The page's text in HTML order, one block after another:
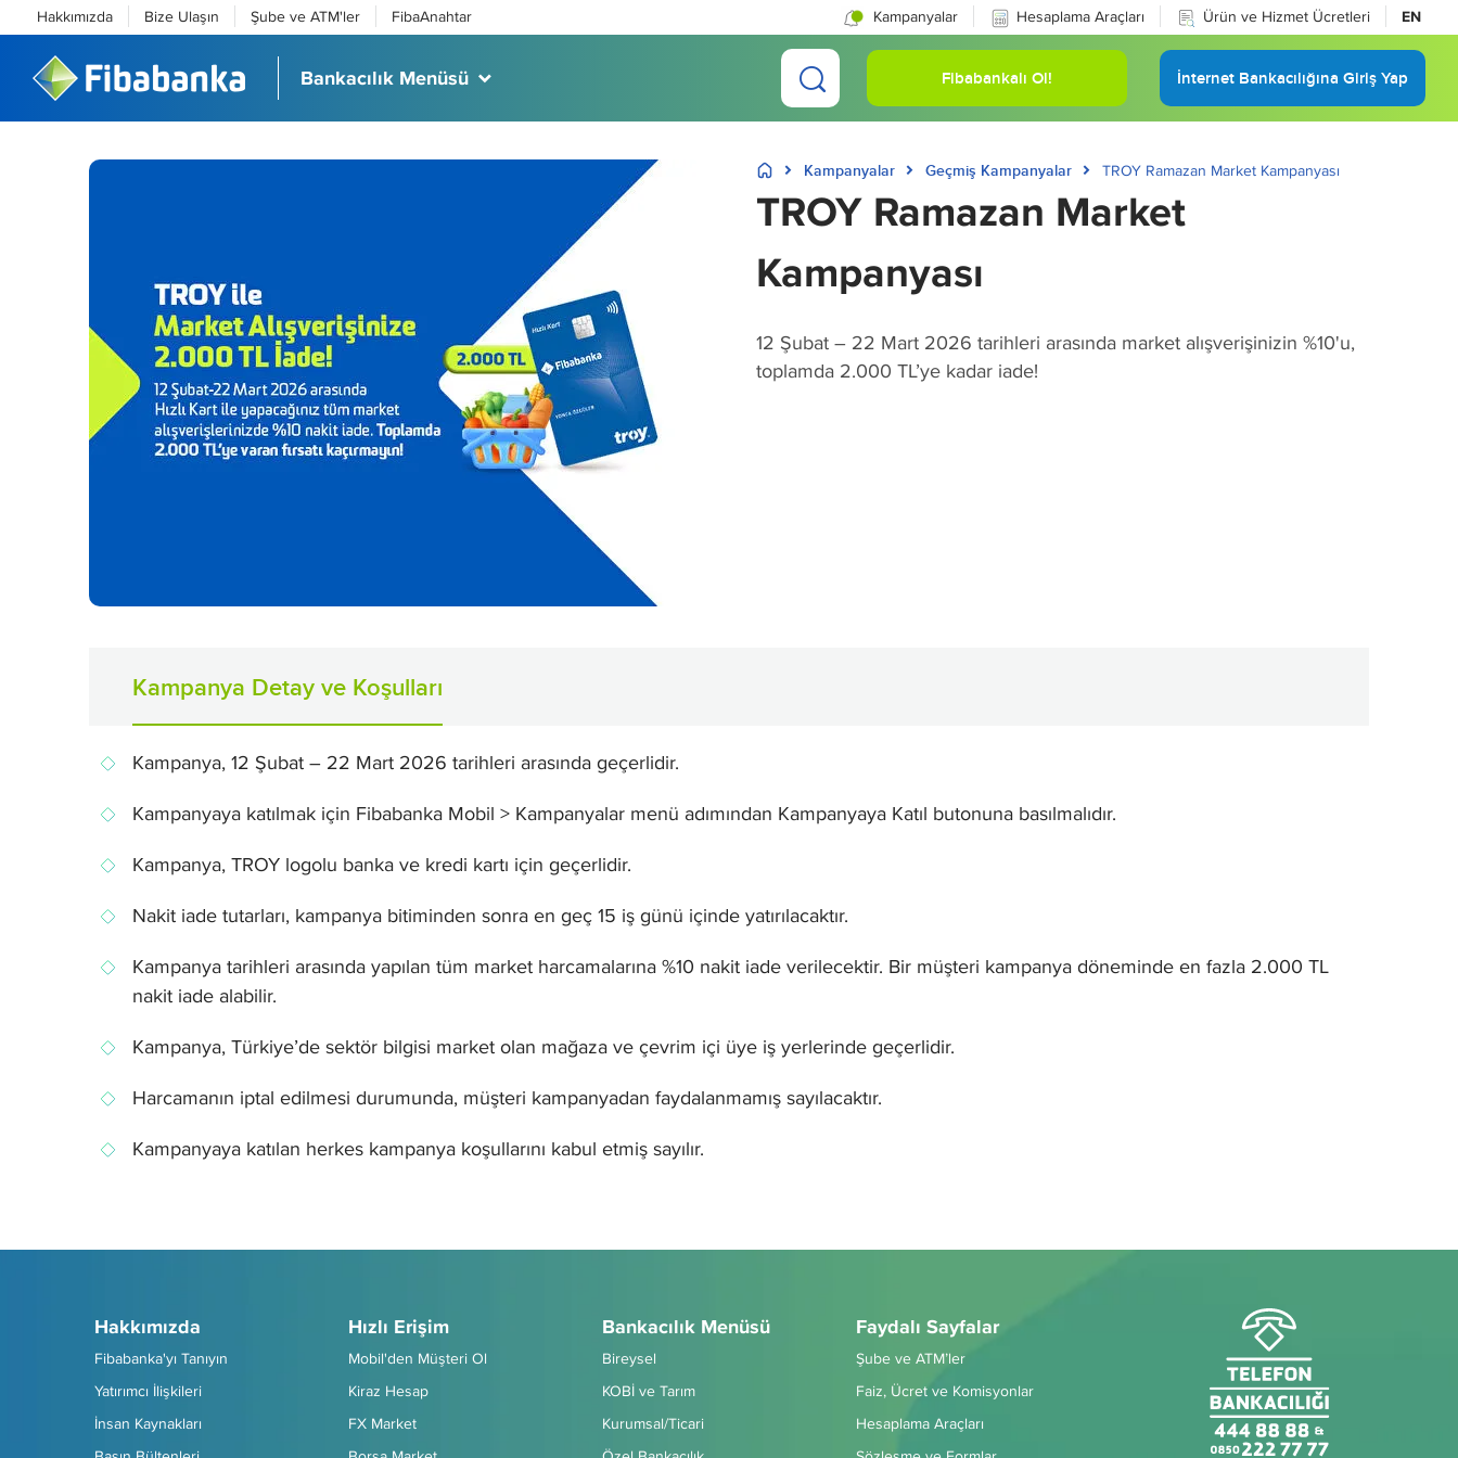
Kampanyalar Hesaplama Araçları Ürün ve Hizmet Ücretleri EN
Hakkımızda Bize Ulaşın Şube ve ATM'ler FibaAnahtar
Bankacılık Menüsü Fibabankalı Ol! İnternet Bankacılığına Giriş Yap
Kampanyalar Geçmiş Kampanyalar TROY Ramazan Market Kampanyası
TROY Ramazan Market
Kampanyası
12 Şubat – 22 Mart 2026 tarihleri arasında market alışverişinizin %10'u,
toplamda 2.000 TL’ye kadar iade!
Kampanya Detay ve Koşulları
Kampanya, 12 Şubat – 22 Mart 2026 tarihleri arasında geçerlidir.
Kampanyaya katılmak için Fibabanka Mobil > Kampanyalar menü adımından Kampanyaya Katıl butonuna basılmalıdır.
Kampanya, TROY logolu banka ve kredi kartı için geçerlidir.
Nakit iade tutarları, kampanya bitiminden sonra en geç 15 iş günü içinde yatırılacaktır.
Kampanya tarihleri arasında yapılan tüm market harcamalarına %10 nakit iade verilecektir. Bir müşteri kampanya döneminde en fazla 2.000 TL
nakit iade alabilir.
Kampanya, Türkiye’de sektör bilgisi market olan mağaza ve çevrim içi üye iş yerlerinde geçerlidir.
Harcamanın iptal edilmesi durumunda, müşteri kampanyadan faydalanmamış sayılacaktır.
Kampanyaya katılan herkes kampanya koşullarını kabul etmiş sayılır.
Hakkımızda
Fibabanka'yı Tanıyın
Yatırımcı İlişkileri
İnsan Kaynakları
Hızlı Erişim
Mobil'den Müşteri Ol
Kiraz Hesap
FX Market
Bankacılık Menüsü
Bireysel
KOBİ ve Tarım
Kurumsal/Ticari
Faydalı Sayfalar
Şube ve ATM’ler
Faiz, Ücret ve Komisyonlar
Hesaplama Araçları